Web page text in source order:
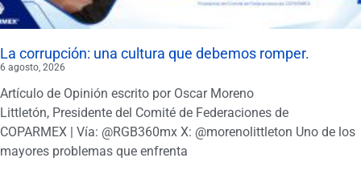
La corrupción: una cultura que debemos romper.
6 agosto, 2026
Artículo de Opinión escrito por Oscar Moreno
Littletón, Presidente del Comité de Federaciones de
COPARMEX | Vía: @RGB360mx X: @morenolittleton Uno de los
mayores problemas que enfrenta